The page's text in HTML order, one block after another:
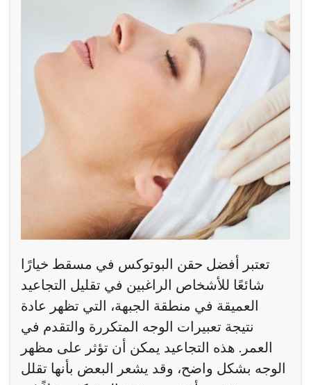
تعتبر أفضل حقن البوتوكس في مسقط خيارًا
شائعًا للأشخاص الراغبين في تقليل التجاعيد
العميقة في منطقة الجبهة، التي تظهر عادة
نتيجة تعبيرات الوجه المتكررة والتقدم في
العمر. هذه التجاعيد يمكن أن تؤثر على مظهر
الوجه بشكل واضح، وقد يشعر البعض بأنها تقلل